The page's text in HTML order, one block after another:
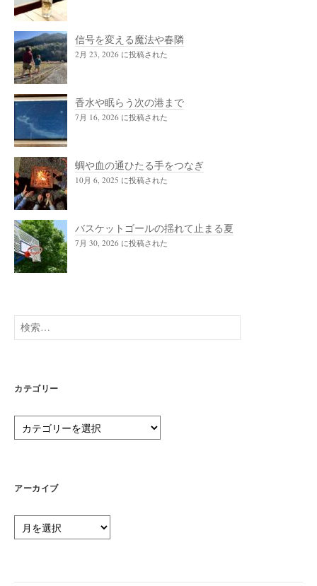
信号を変える魔法や春隣
2月 23, 2026 に投稿された
香水や眠らう次の港まで
7月 16, 2026 に投稿された
蜩や血の通ひたる手をつなぎ
10月 6, 2025 に投稿された
バスケットゴールの揺れて止まる夏
7月 30, 2026 に投稿された
検
索:
カテゴリー
テ
ー
アーカイブ
ー